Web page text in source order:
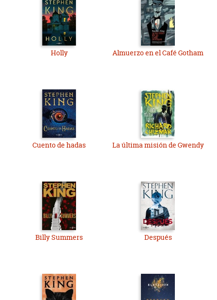
Holly Almuerzo en el Café Gotham
Cuento de hadas La última misión de Gwendy
Billy Summers Después